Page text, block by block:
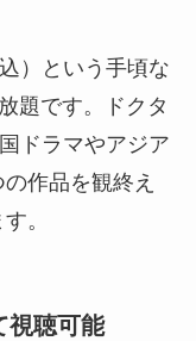
）という手頃な
題です。ドクタ
ドラマやアジア
作品を観終え
。
視聴可能